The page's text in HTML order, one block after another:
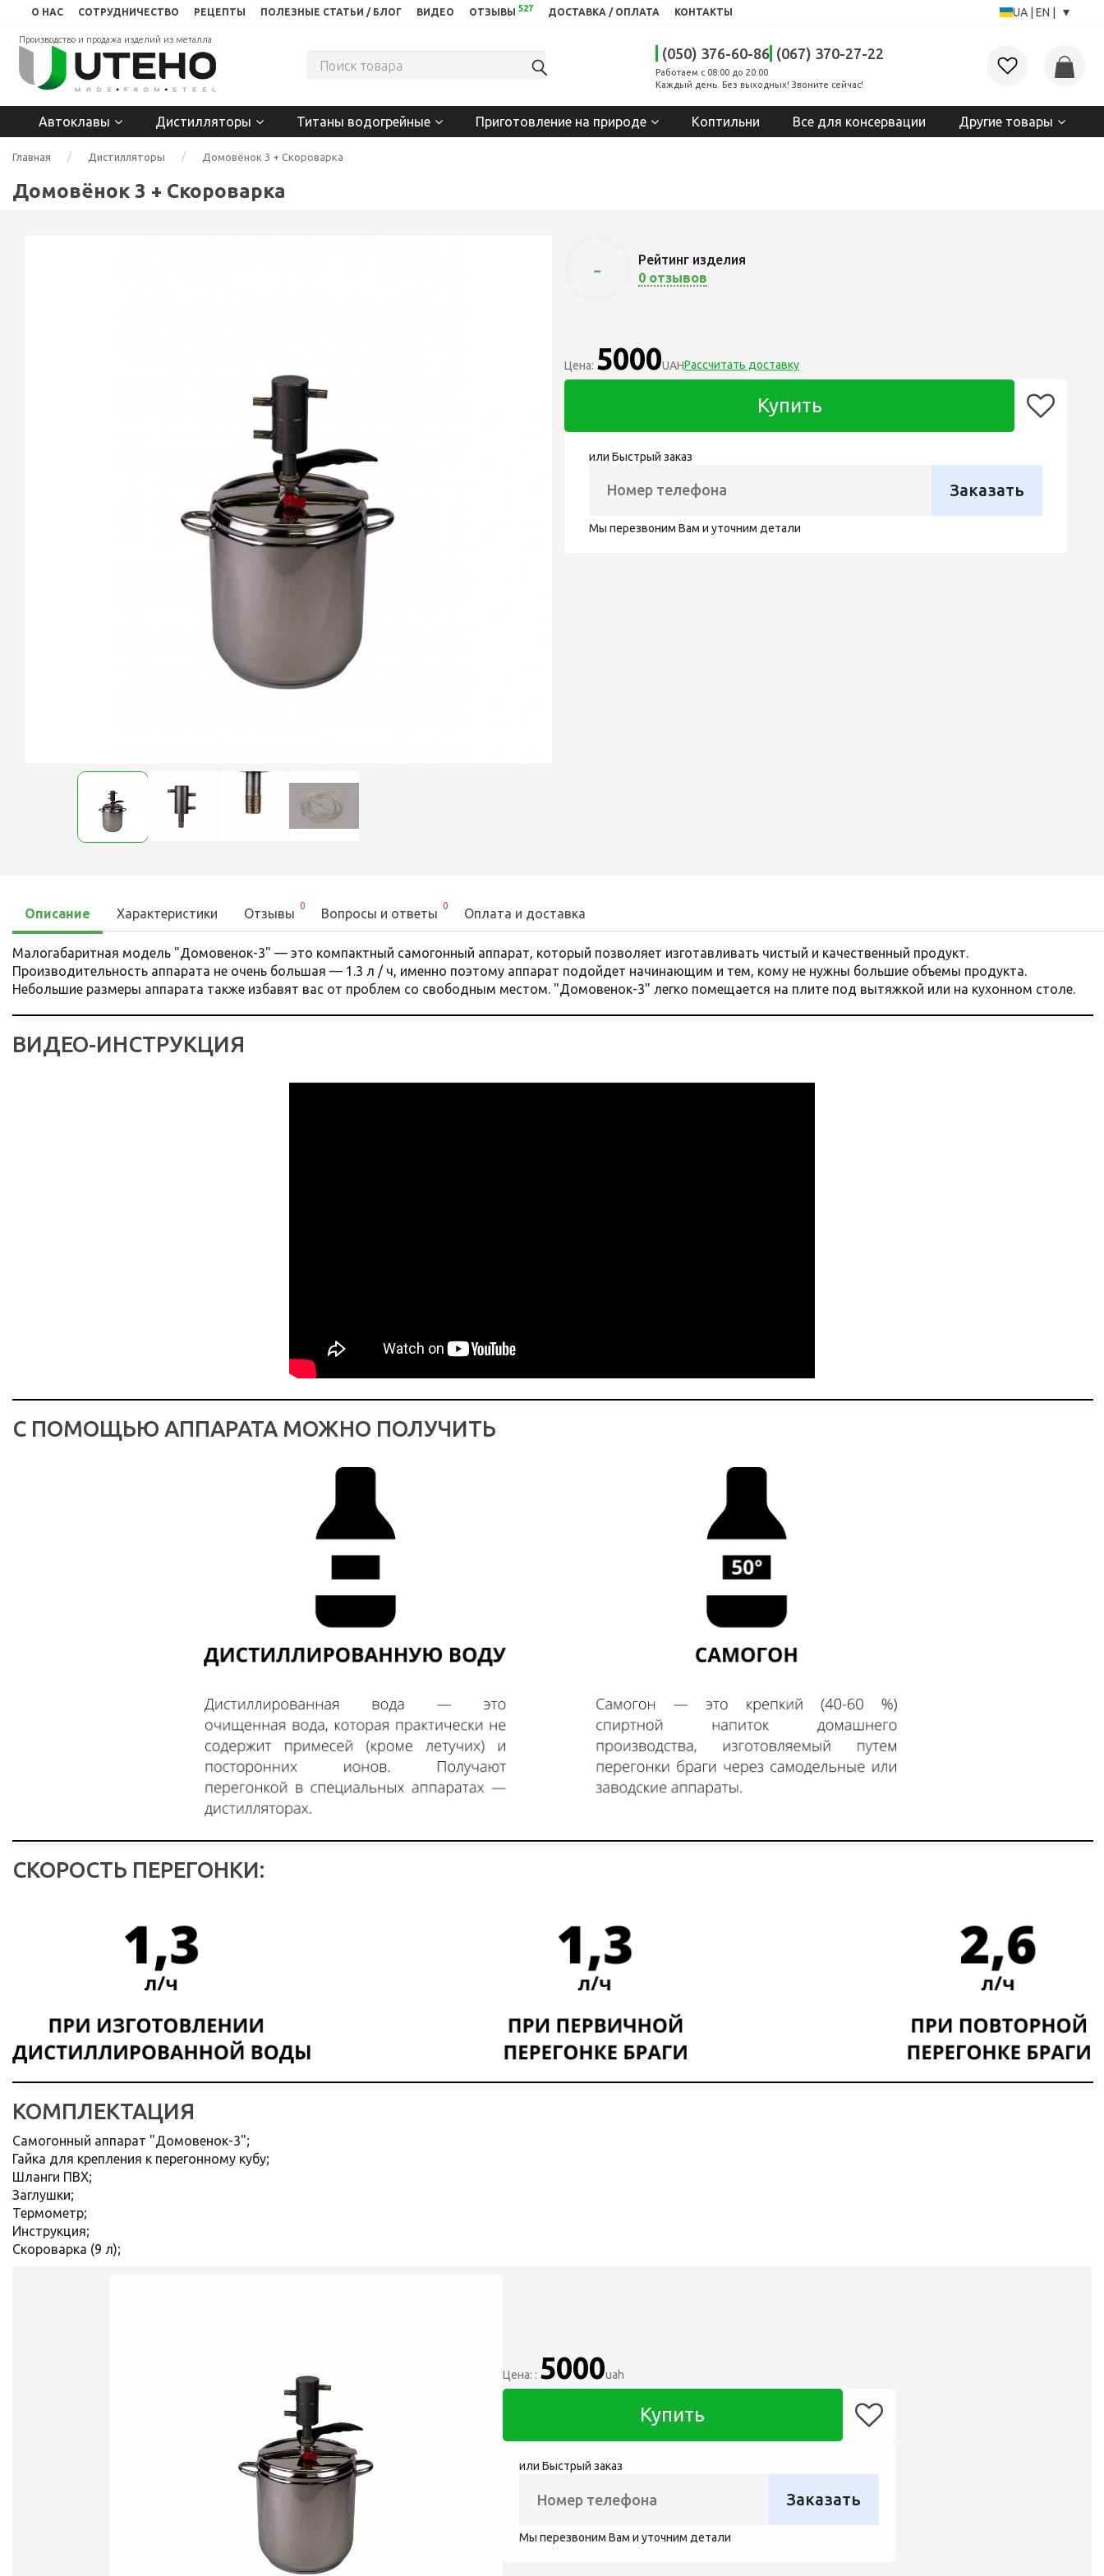
О НАС СОТРУДНИЧЕСТВО РЕЦЕПТЫ ПОЛЕЗНЫЕ СТАТЬИ / БЛОГ ВИДЕО ОТЗЫВЫ 527 ДОСТАВКА / ОПЛАТА КОНТАКТЫ UA EN ▾
Производство и продажа изделий из металла
(050) 376-60-86 (067) 370-27-22
Работаем с 08:00 до 20:00
Каждый день. Без выходных! Звоните сейчас!
Автоклавы Дистилляторы Титаны водогрейные Приготовление на природе Коптильни Все для консервации Другие товары
Главная Дистилляторы Домовёнок 3 + Скороварка
Домовёнок 3 + Скороварка
-
Рейтинг изделия
0 отзывов
Цена: 5000UAHРассчитать доставку
Купить
или Быстрый заказ
Заказать
Мы перезвоним Вам и уточним детали
Описание Характеристики Отзывы
0
Вопросы и ответы
0
Оплата и доставка
Малогабаритная модель "Домовенок-3" — это компактный самогонный аппарат, который позволяет изготавливать чистый и качественный продукт.
Производительность аппарата не очень большая — 1.3 л / ч, именно поэтому аппарат подойдет начинающим и тем, кому не нужны большие объемы продукта.
Небольшие размеры аппарата также избавят вас от проблем со свободным местом. "Домовенок-3" легко помещается на плите под вытяжкой или на кухонном столе.
ВИДЕО-ИНСТРУКЦИЯ
С ПОМОЩЬЮ АППАРАТА МОЖНО ПОЛУЧИТЬ
СКОРОСТЬ ПЕРЕГОНКИ:
КОМПЛЕКТАЦИЯ
Самогонный аппарат "Домовенок-3";
Гайка для крепления к перегонному кубу;
Шланги ПВХ;
Заглушки;
Термометр;
Инструкция;
Скороварка (9 л);
Цена: : 5000uah
Купить
или Быстрый заказ
Заказать
Мы перезвоним Вам и уточним детали